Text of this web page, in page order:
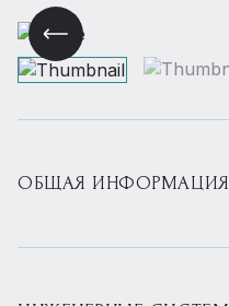
ОБЩАЯ ИНФОРМАЦИЯ